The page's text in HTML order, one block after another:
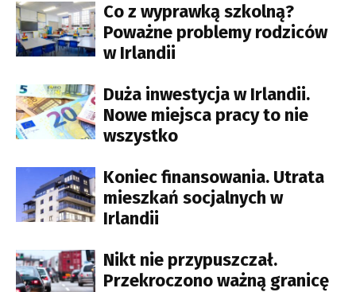
Co z wyprawką szkolną?
Poważne problemy rodziców
w Irlandii
Duża inwestycja w Irlandii.
Nowe miejsca pracy to nie
wszystko
Koniec finansowania. Utrata
mieszkań socjalnych w
Irlandii
Nikt nie przypuszczał.
Przekroczono ważną granicę